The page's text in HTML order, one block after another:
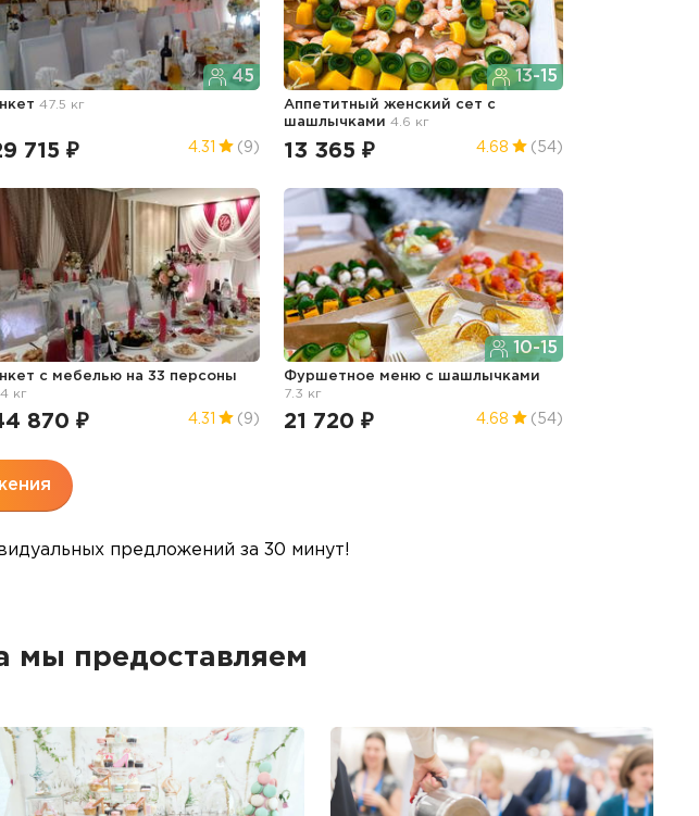
45
47.5 кг
715 ₽ 4.31 (9)
13-15
Аппетитный женский сет с
шашлычками4.6 кг
13 365 ₽ 4.68 (54)
с мебелью на 33 персоны
кг
870 ₽ 4.31 (9)
10-15
Фуршетное меню с шашлычками
7.3 кг
21 720 ₽ 4.68 (54)
предложений за 30 минут!
мы предоставляем